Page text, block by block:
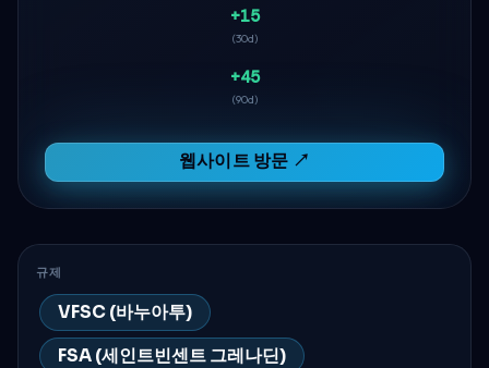
+15
(30d)
+45
(90d)
웹사이트 방문 ↗
규제
VFSC (바누아투)
FSA (세인트빈센트 그레나딘)